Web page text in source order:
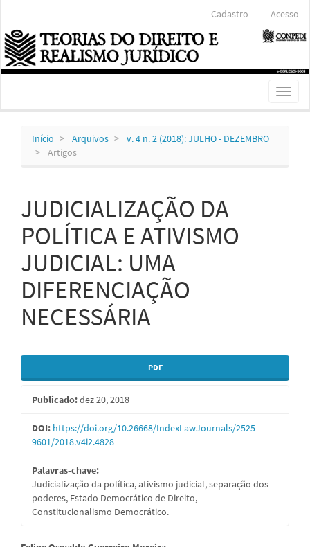
Conteúdo
principal
Barra
Lateral
Cadastro Acesso
Toggle
Início Arquivos
v. 4 n. 2 (2018): JULHO - DEZEMBRO
Artigos
JUDICIALIZAÇÃO DA
POLÍTICA E ATIVISMO
JUDICIAL: UMA
DIFERENCIAÇÃO
NECESSÁRIA
Barra
lateral
de
artigos
PDF
Publicado:dez 20, 2018
DOI: https://doi.org/10.26668/IndexLawJournals/2525-
9601/2018.v4i2.4828
Palavras-chave:
Judicialização da política, ativismo judicial, separação dos
poderes, Estado Democrático de Direito,
Constitucionalismo Democrático.